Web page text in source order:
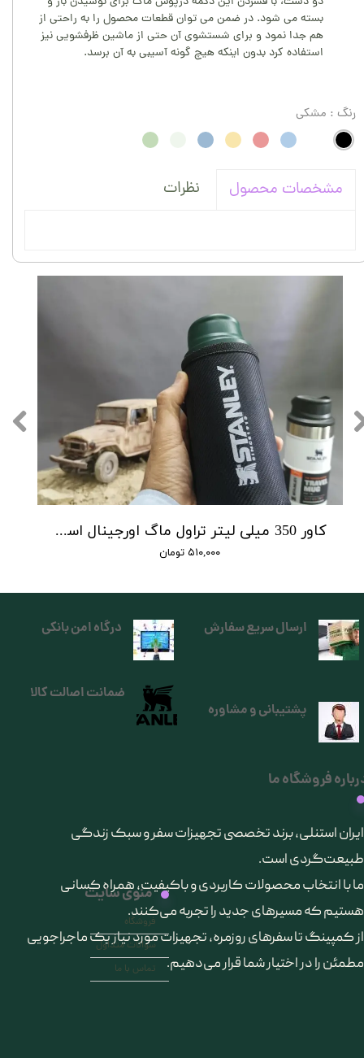
بسته می شود. در ضمن می توان قطعات محصول را به راحتی از
هم جدا نمود و برای شستشوی آن حتی از ماشین ظرفشویی نیز
استفاده کرد بدون اینکه هیچ گونه آسیبی به آن برسد.
رنگ : مشکی
مشخصات محصول نظرات
کاور 350 میلی لیتر تراول ماگ اورجینال استنلی
۵۱۰,۰۰۰ تومان
ارسال سریع سفارش
فروشگاه ما
​ایران استنلی، برند تخصصی تجهیزات سفر و سبک زندگی
طبیعت‌گردی است.
ما با انتخاب محصولات کاربردی و باکیفیت، همراه کسانی
هستیم که مسیرهای جدید را تجربه می‌کنند.
از کمپینگ تا سفرهای روزمره، تجهیزات مورد نیاز یک ماجراجویی
مطمئن را در اختیار شما قرار می‌دهیم.
منوی سایت
فروشگاه
سوالات متداول
تماس با ما
درگاه امن بانکی
پشتیبانی و مشاوره
ضمانت اصالت کالا